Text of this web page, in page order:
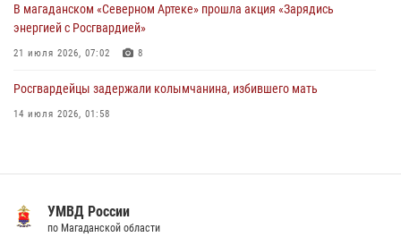
В магаданском «Северном Артеке» прошла акция «Зарядись
энергией с Росгвардией»
21 июля 2026, 07:02 8
Росгвардейцы задержали колымчанина, избившего мать
14 июля 2026, 01:58
Магаданские "Ястребы" стали победителями "Зарницы 2.0" на
УМВД России
по Магаданской области